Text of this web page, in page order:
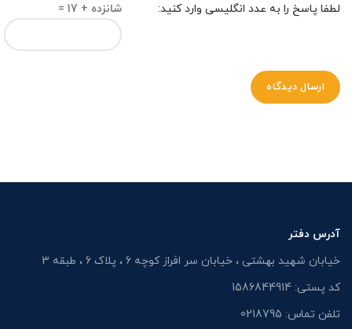
لطفا پاسخ را به عدد انگلیسی وارد کنید:
شانزده + 17 =
آدرس دفتر
خیابان شهید بهشتی ، خیابان سر افراز کوچه 6 ، پلاک 6 ، طبقه 3
کد پستی: 1586844914
تلفن تماس: 0218795